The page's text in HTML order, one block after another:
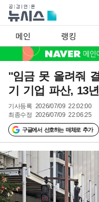
메인 랭킹
"임금 못 올려줘
기 기업 파산, 13
기사등록 2026/07/09 22:02:00
최종수정 2026/07/09 22:06:25
구글에서 선호하는 매체로 추가